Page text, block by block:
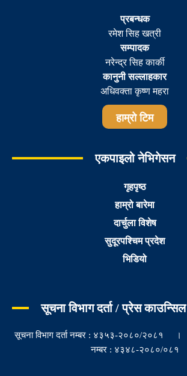
प्रबन्धक
रमेश सिह खत्री
सम्पादक
नरेन्द्र सिह कार्की
कानुनी सल्लाहकार
अधिवक्ता कृष्ण महरा
हाम्रो टिम
एकपाइलो नेभिगेसन
गृहपृष्ठ
हाम्रो बारेमा
दार्चुला विशेष
सुदूरपश्चिम प्रदेश
भिडियो
सूचना विभाग दर्ता / प्रेस
सूचना विभाग दर्ता नम्बर : ४३५३-२०८०/२०८१ ।
नम्बर : ४३४८-२०८०/०८१